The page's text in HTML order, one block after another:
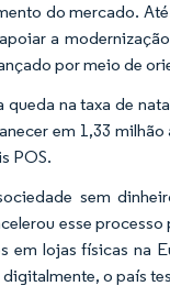
do mercado.
a
por meio de
queda na taxa de
em 1,33
POS.
sem
esse
em lojas físicas na
o país